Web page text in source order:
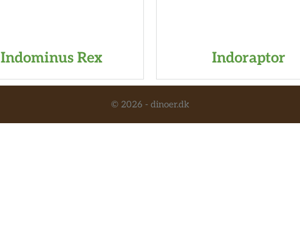
Indominus Rex Indoraptor
© 2026 - dinoer.dk